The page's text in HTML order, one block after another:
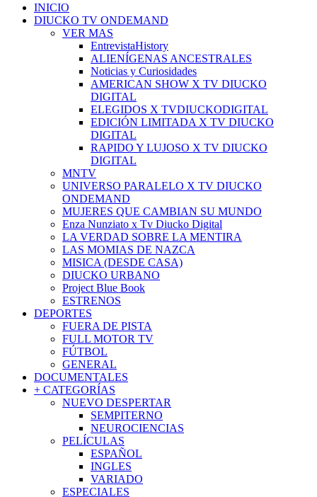
INICIO
DIUCKO TV ONDEMAND
VER MAS
EntrevistaHistory
ALIENÍGENAS ANCESTRALES
Noticias y Curiosidades
AMERICAN SHOW X TV DIUCKO
DIGITAL
ELEGIDOS X TVDIUCKODIGITAL
EDICIÓN LIMITADA X TV DIUCKO
DIGITAL
RAPIDO Y LUJOSO X TV DIUCKO
DIGITAL
MNTV
UNIVERSO PARALELO X TV DIUCKO
ONDEMAND
MUJERES QUE CAMBIAN SU MUNDO
Enza Nunziato x Tv Diucko Digital
LA VERDAD SOBRE LA MENTIRA
LAS MOMIAS DE NAZCA
MISICA (DESDE CASA)
DIUCKO URBANO
Project Blue Book
ESTRENOS
DEPORTES
FUERA DE PISTA
FULL MOTOR TV
FÚTBOL
GENERAL
DOCUMENTALES
+ CATEGORÍAS
NUEVO DESPERTAR
SEMPITERNO
NEUROCIENCIAS
PELÍCULAS
ESPAÑOL
INGLES
VARIADO
ESPECIALES